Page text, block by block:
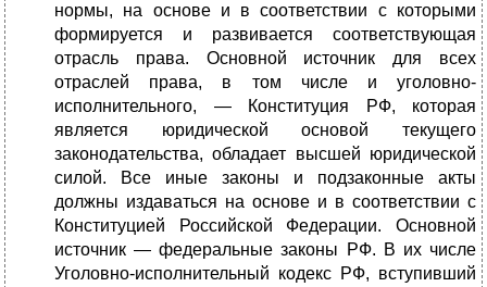
нормы, на основе и в соответствии с которыми
формируется и развивается соответствующая
отрасль права. Основной источник для всех
отраслей права, в том числе и уголовно-
исполнительного, — Конституция РФ, которая
является юридической основой текущего
законодательства, обладает высшей юридической
силой. Все иные законы и подзаконные акты
должны издаваться на основе и в соответствии с
Конституцией Российской Федерации. Основной
источник — федеральные законы РФ. В их числе
Уголовно-исполнительный кодекс РФ, вступивший